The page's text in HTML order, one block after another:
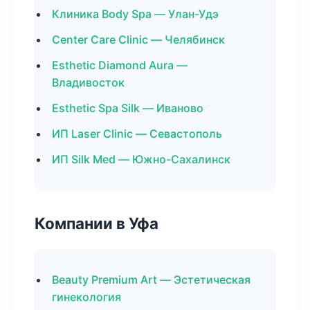
Клиника Body Spa — Улан-Удэ
Center Care Clinic — Челябинск
Esthetic Diamond Aura —
Владивосток
Esthetic Spa Silk — Иваново
ИП Laser Clinic — Севастополь
ИП Silk Med — Южно-Сахалинск
Компании в Уфа
Beauty Premium Art — Эстетическая
гинекология